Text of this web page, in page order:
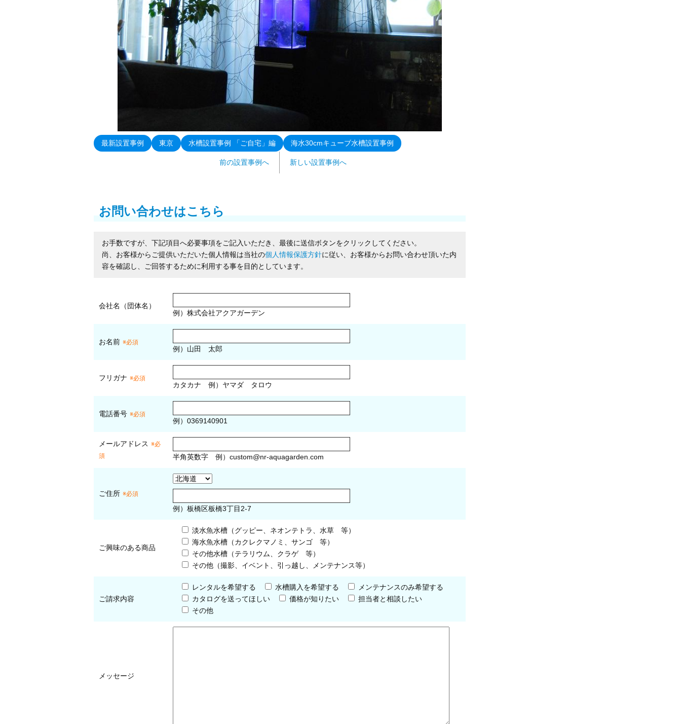
最新設置事例 東京 水槽設置事例 「ご自宅」編 海水30cmキューブ水槽設置事例
前の設置事例へ 新しい設置事例へ
お問い合わせはこちら
お手数ですが、下記項目へ必要事項をご記入いただき、最後に送信ボタンをクリックしてください。
尚、お客様からご提供いただいた個人情報は当社の個人情報保護方針に従い、お客様からお問い合わせ頂いた内
容を確認し、ご回答するために利用する事を目的としています。
会社名（団体名）
例）株式会社アクアガーデン
お名前 ※必須
例）山田 太郎
フリガナ ※必須
カタカナ 例）ヤマダ タロウ
電話番号 ※必須
例）0369140901
メールアドレス ※必
須
半角英数字 例） custom@nr-aquagarden.com
ご住所 ※必須
例）板橋区板橋3丁目2-7
ご興味のある商品
淡水魚水槽（グッピー、ネオンテトラ、水草 等）
海水魚水槽（カクレクマノミ、サンゴ 等）
その他水槽（テラリウム、クラゲ 等）
その他（撮影、イベント、引っ越し、メンテナンス等）
ご請求内容
レンタルを希望する 水槽購入を希望する
メンテナンスのみ希望する
カタログを送ってほしい
価格が知りたい
担当者と相談したい
その他
メッセージ